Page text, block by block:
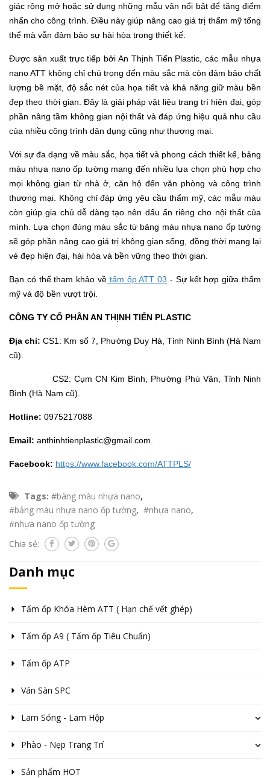
giác rộng mở hoặc sử dụng những mẫu vân nổi bật để tăng điểm
nhấn cho công trình. Điều này giúp nâng cao giá trị thẩm mỹ tổng
thể mà vẫn đảm bảo sự hài hòa trong thiết kế.
Được sản xuất trực tiếp bởi An Thịnh Tiến Plastic, các mẫu nhựa
nano ATT không chỉ chú trọng đến màu sắc mà còn đảm bảo chất
lượng bề mặt, độ sắc nét của họa tiết và khả năng giữ màu bền
đẹp theo thời gian. Đây là giải pháp vật liệu trang trí hiện đại, góp
phần nâng tầm không gian nội thất và đáp ứng hiệu quả nhu cầu
của nhiều công trình dân dụng cũng như thương mại.
Với sự đa dạng về màu sắc, họa tiết và phong cách thiết kế, bảng
màu nhựa nano ốp tường mang đến nhiều lựa chọn phù hợp cho
mọi không gian từ nhà ở, căn hộ đến văn phòng và công trình
thương mại. Không chỉ đáp ứng yêu cầu thẩm mỹ, các mẫu màu
còn giúp gia chủ dễ dàng tạo nên dấu ấn riêng cho nội thất của
mình. Lựa chọn đúng màu sắc từ bảng màu nhựa nano ốp tường
sẽ góp phần nâng cao giá trị không gian sống, đồng thời mang lại
vẻ đẹp hiện đại, hài hòa và bền vững theo thời gian.
Bạn có thể tham khảo về tấm ốp ATT 03 - Sự kết hợp giữa thẩm
mỹ và độ bền vượt trội.
CÔNG TY CỔ PHẦN AN THỊNH TIẾN PLASTIC
Địa chỉ:CS1: Km số 7, Phường Duy Hà, Tỉnh Ninh Bình (Hà Nam
cũ).
CS2: Cụm CN Kim Bình, Phường Phù Vân, Tỉnh Ninh
Bình (Hà Nam cũ).
Hotline: 0975217088
Email: anthinhtienplastic@gmail.com.
Facebook: https://www.facebook.com/ATTPLS/
Tags: #bàng màu nhựa nano,
#bảng màu nhựa nano ốp tường, #nhựa nano,
#nhựa nano ốp tường
Chia sẻ:
Danh mục
Tấm ốp Khóa Hèm ATT ( Hạn chế vết ghép)
Tấm ốp A9 ( Tấm ốp Tiêu Chuẩn)
Tấm ốp ATP
Ván Sàn SPC
Lam Sóng - Lam Hộp
Phào - Nẹp Trang Trí
Sản phẩm HOT